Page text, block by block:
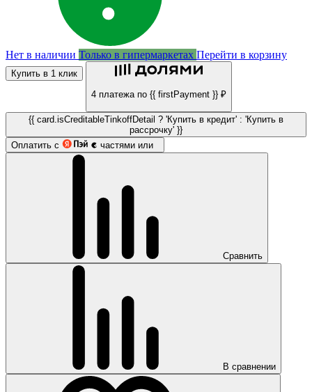
Нет в наличии Только в гипермаркетах Перейти в корзину
Купить в 1 клик
4 платежа по {{ firstPayment }} ₽
{{ card.isCreditableTinkoffDetail ? 'Купить в кредит' : 'Купить в
рассрочку' }}
Оплатить с
частями или
Сравнить
В сравнении